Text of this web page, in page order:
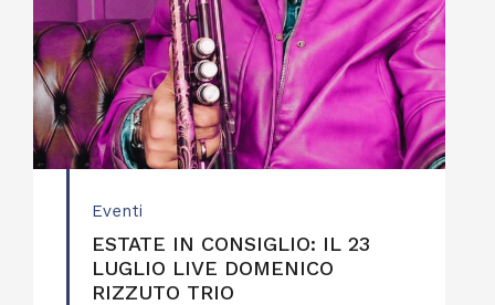
Eventi
ESTATE IN CONSIGLIO: IL 23
LUGLIO LIVE DOMENICO
RIZZUTO TRIO